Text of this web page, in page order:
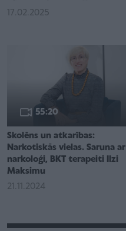
17.02.2025
55:20
Skolēns un atkarības:
Narkotiskās vielas. Saruna ar
narkoloģi, BKT terapeiti Ilzi
Maksimu
21.11.2024